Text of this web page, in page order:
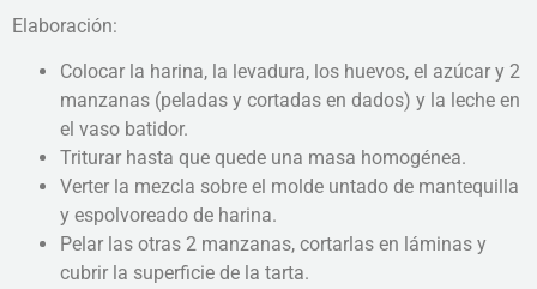
Elaboración:
Colocar la harina, la levadura, los huevos, el azúcar y 2
manzanas (peladas y cortadas en dados) y la leche en
el vaso batidor.
Triturar hasta que quede una masa homogénea.
Verter la mezcla sobre el molde untado de mantequilla
y espolvoreado de harina.
Pelar las otras 2 manzanas, cortarlas en láminas y
cubrir la superficie de la tarta.